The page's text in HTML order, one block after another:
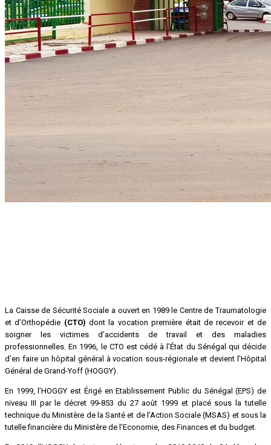
La Caisse de Sécurité Sociale a ouvert en 1989 le Centre de Traumatologie
et d’Orthopédie (CTO) dont la vocation première était de recevoir et de
soigner les victimes d’accidents de travail et des maladies
professionnelles. En 1996, le CTO est cédé à l'État du Sénégal qui décide
d’en faire un hôpital général à vocation sous-régionale et devient l’Hôpital
Général de Grand-Yoff (HOGGY).
En 1999, l’HOGGY est Érigé en Etablissement Public du Sénégal (EPS) de
niveau III par le décret 99-853 du 27 août 1999 et placé sous la tutelle
technique du Ministère de la Santé et de l’Action Sociale (MSAS) et sous la
tutelle financière du Ministère de l’Economie, des Finances et du budget.